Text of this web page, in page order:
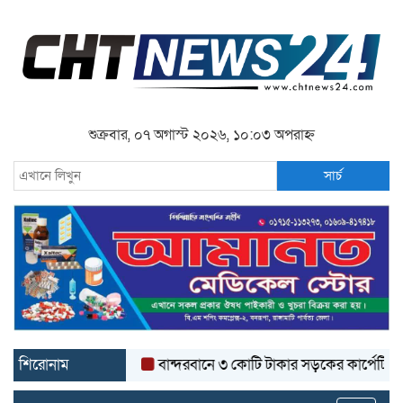
শুক্রবার, ০৭ অগাস্ট ২০২৬, ১০:০৩ অপরাহ্ন
সার্চ
শিরোনাম বান্দরবানে ৩ কোটি টাকার সড়কের কার্পেটিং উঠে